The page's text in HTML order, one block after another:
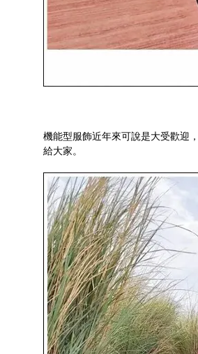
機能型服飾近年來可說是大受歡迎
給大家。